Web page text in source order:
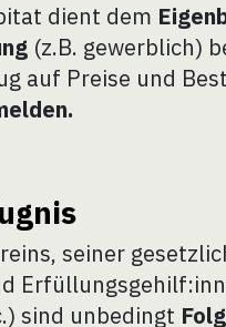
dient dem
(z.B. gewerblich)
auf Preise und
seiner
sind unbedingt